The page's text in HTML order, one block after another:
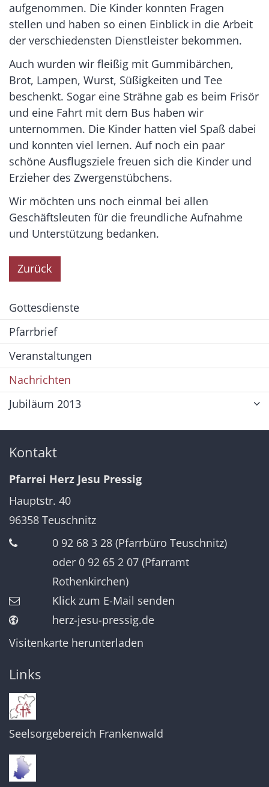
aufgenommen. Die Kinder konnten Fragen
stellen und haben so einen Einblick in die Arbeit
der verschiedensten Dienstleister bekommen.
Auch wurden wir fleißig mit Gummibärchen,
Brot, Lampen, Wurst, Süßigkeiten und Tee
beschenkt. Sogar eine Strähne gab es beim Frisör
und eine Fahrt mit dem Bus haben wir
unternommen. Die Kinder hatten viel Spaß dabei
und konnten viel lernen. Auf noch ein paar
schöne Ausflugsziele freuen sich die Kinder und
Erzieher des Zwergenstübchens.
Wir möchten uns noch einmal bei allen
Geschäftsleuten für die freundliche Aufnahme
und Unterstützung bedanken.
Zurück
Gottesdienste
Pfarrbrief
Veranstaltungen
Nachrichten
Jubiläum 2013
Kontakt
Pfarrei Herz Jesu Pressig
Hauptstr. 40
96358 Teuschnitz
0 92 68 3 28 (Pfarrbüro Teuschnitz)
oder 0 92 65 2 07 (Pfarramt
Rothenkirchen)
Klick zum E-Mail senden
herz-jesu-pressig.de
Visitenkarte herunterladen
Links
Seelsorgebereich Frankenwald